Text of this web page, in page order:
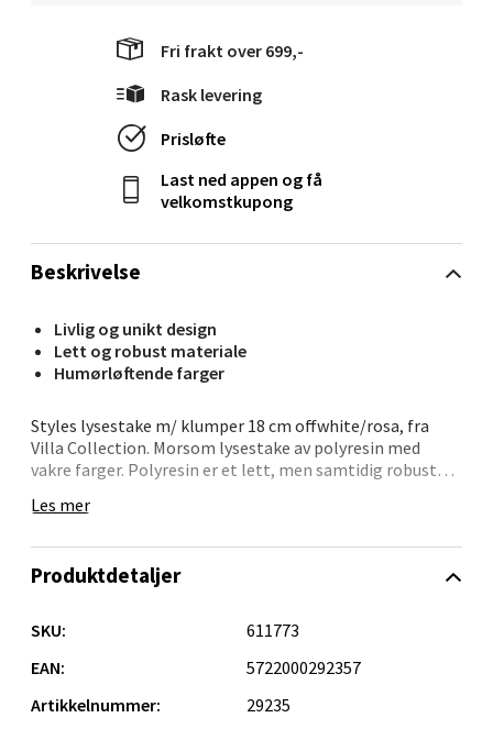
Beskrivelse
Livlig og unikt design
Lett og robust materiale
Humørløftende farger
Styles lysestake m/ klumper 18 cm offwhite/rosa, fra
Villa Collection. Morsom lysestake av polyresin med
vakre farger. Polyresin er et lett, men samtidig robust
keramikk. Spre humor og livsbejaende farger i hjemmet
Les mer
Fri frakt over 699,-
Rask levering
Prisløfte
Last ned appen og få
velkomstkupong
Produktdetaljer
SKU:
611773
EAN:
5722000292357
Artikkelnummer:
29235
Åpent i dag 10-20
Bergen - Oasen Senter
0 i butikk
Oppdal - Aunasenteret
Aunasenteret, Sunndalsvegen 3, 7340 Oppdal
Åpent i dag 10-19